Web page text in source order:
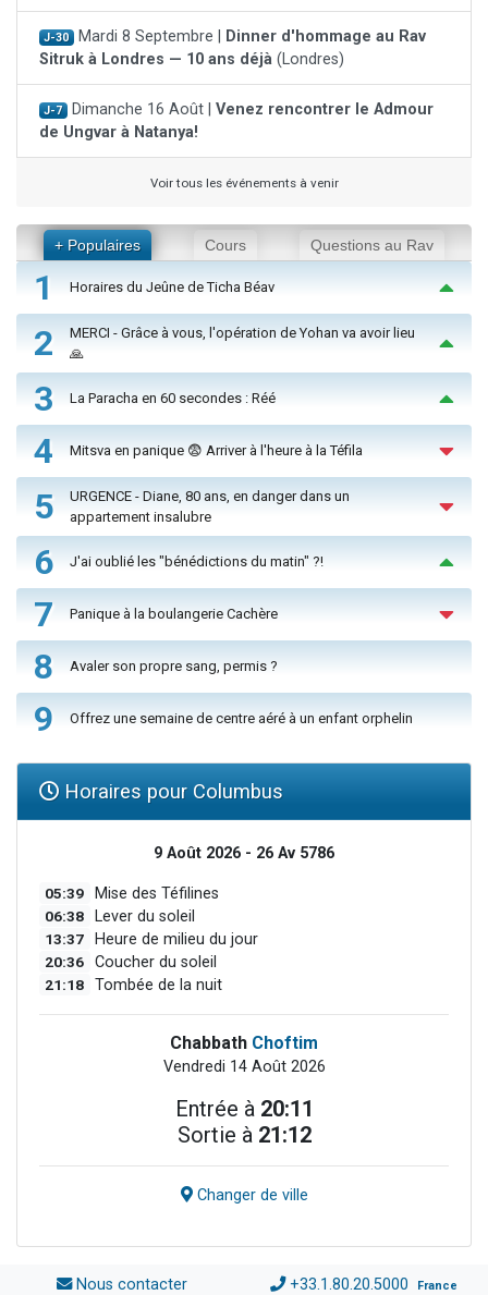
J-30 Mardi 8 Septembre |
Dinner d'hommage au Rav
Sitruk à Londres — 10 ans déjà (Londres)
J-7 Dimanche 16 Août | Venez rencontrer le Admour
de Ungvar à Natanya!
Voir tous les événements à venir
+ Populaires Cours Questions au Rav
1 Horaires du Jeûne de Ticha Béav
2
MERCI - Grâce à vous, l'opération de Yohan va avoir lieu
🙏
3 La Paracha en 60 secondes : Réé
4 Mitsva en panique 😨 Arriver à l'heure à la Téfila
5
URGENCE - Diane, 80 ans, en danger dans un
appartement insalubre
6 J'ai oublié les "bénédictions du matin" ?!
7 Panique à la boulangerie Cachère
8 Avaler son propre sang, permis ?
9 Offrez une semaine de centre aéré à un enfant orphelin
Horaires pour Columbus
9 Août 2026 - 26 Av 5786
05:39 Mise des Téfilines
06:38 Lever du soleil
13:37 Heure de milieu du jour
20:36 Coucher du soleil
21:18 Tombée de la nuit
Chabbath Choftim
Vendredi 14 Août 2026
Entrée à 20:11
Sortie à 21:12
Changer de ville
Nous contacter +33.1.80.20.5000 France